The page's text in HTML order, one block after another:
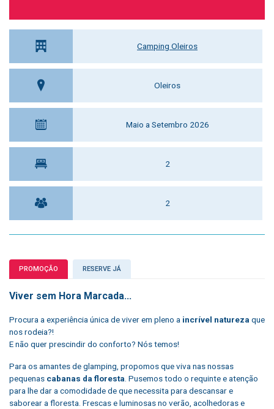
Camping Oleiros
Oleiros
Maio a Setembro 2026
2
2
PROMOÇÃO RESERVE JÁ
Viver sem Hora Marcada...
Procura a experiência única de viver em pleno a incrível natureza que
nos rodeia?!
E não quer prescindir do conforto? Nós temos!
Para os amantes de glamping, propomos que viva nas nossas
pequenas cabanas da floresta . Pusemos todo o requinte e atenção
para lhe dar a comodidade de que necessita para descansar e
saborear a floresta. Frescas e luminosas no verão, acolhedoras e